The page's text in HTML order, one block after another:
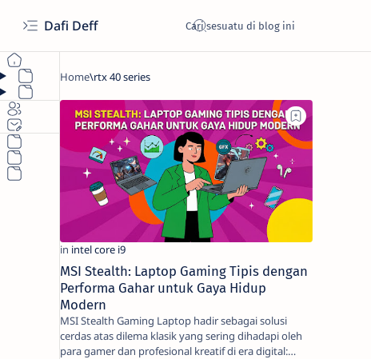
Dafi Deff
MSI Stealth: Laptop Gaming Tipis dengan
Performa Gahar untuk Gaya Hidup
Modern
MSI Stealth Gaming Laptop hadir sebagai solusi
cerdas atas dilema klasik yang sering dihadapi oleh
para gamer dan profesional kreatif di era digital:…